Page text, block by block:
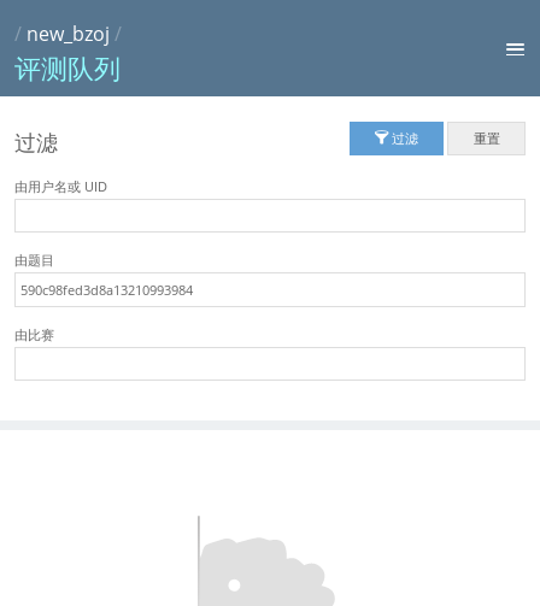
/ new_bzoj /
评测队列
过滤 过滤 重置
由用户名或 UID
由题目
由比赛